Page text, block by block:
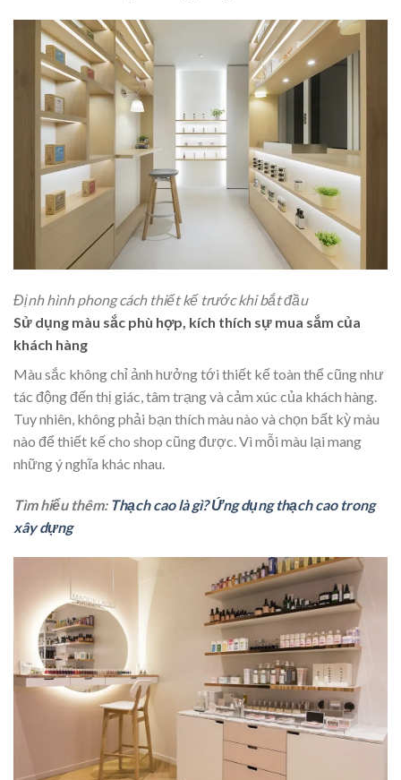
Định hình phong cách thiết kế trước khi bắt đầu
Sử dụng màu sắc phù hợp, kích thích sự mua sắm của
khách hàng
Màu sắc không chỉ ảnh hưởng tới thiết kế toàn thể cũng như
tác động đến thị giác, tâm trạng và cảm xúc của khách hàng.
Tuy nhiên, không phải bạn thích màu nào và chọn bất kỳ màu
nào để thiết kế cho shop cũng được. Vì mỗi màu lại mang
những ý nghĩa khác nhau.
Tìm hiểu thêm: Thạch cao là gì? Ứng dụng thạch cao trong
xây dựng